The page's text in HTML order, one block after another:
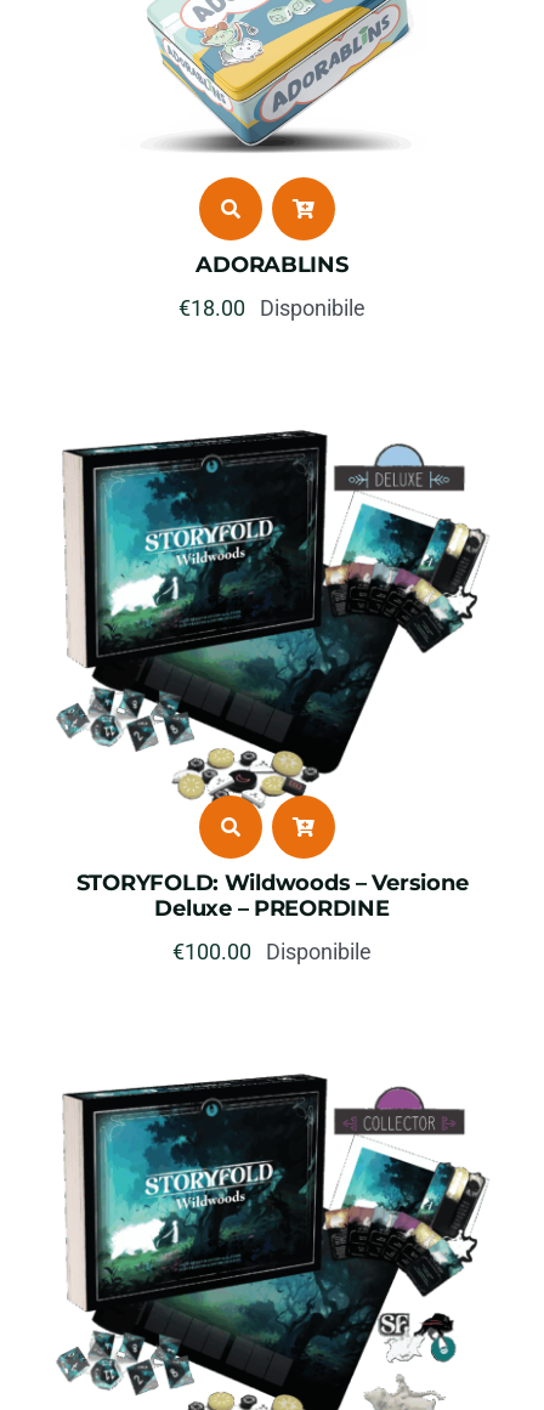
ADORABLINS
€18.00 Disponibile
STORYFOLD: Wildwoods – Versione
Deluxe – PREORDINE
€100.00 Disponibile